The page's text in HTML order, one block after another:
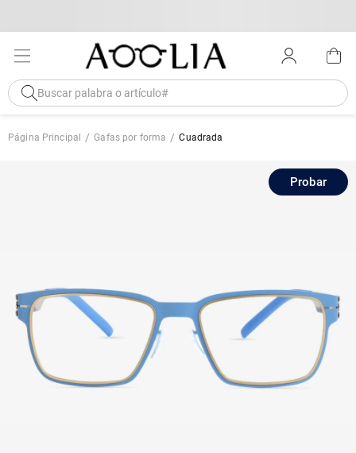
Página Principal Gafas por forma Cuadrada
Probar